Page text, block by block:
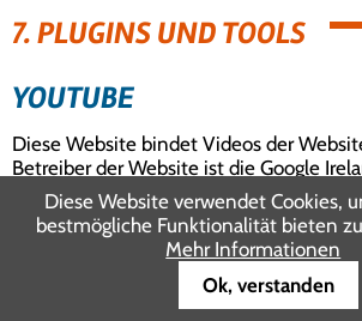
7. PLUGINS UND TOOLS
YOUTUBE
Diese Website bindet Videos der
Betreiber der Website ist die Google
Gordon House, Barrow Street, Dublin 4,
Wenn Sie eine unserer Webseiten
YouTube eingebunden ist, wird eine
von YouTube hergestellt. Dabei wird dem
mitgeteilt, welche unserer Seiten Sie
Diese Website verwendet Cookies,
bestmögliche Funktionalität bieten
Mehr Informationen
Ok, verstanden